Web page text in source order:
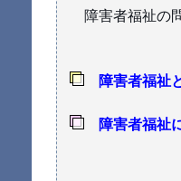
障害者福祉の
障害者福祉
障害者福祉